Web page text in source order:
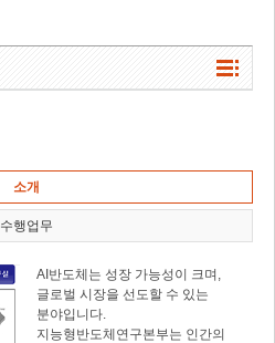
소개
수행업무
AI반도체는 성장 가능성이 크며,
글로벌 시장을 선도할 수 있는
분야입니다.
지능형반도체연구본부는 인간의